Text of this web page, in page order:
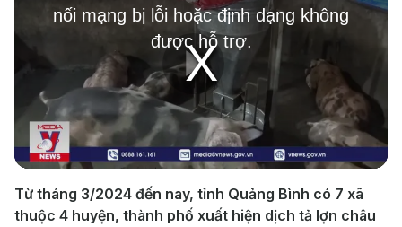
Play
Video
window.nối mạng bị lỗi hoặc định dạng không
được hỗ trợ.
Từ tháng 3/2024 đến nay, tỉnh Quảng Bình có 7 xã
thuộc 4 huyện, thành phố xuất hiện dịch tả lợn châu